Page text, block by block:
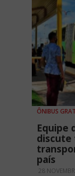
ÔNIBUS
Equipe
discute
país
28